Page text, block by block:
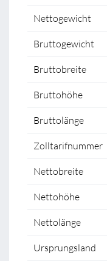
Nettogewicht
Bruttogewicht
Bruttobreite
Bruttohöhe
Bruttolänge
Zolltarifnummer
Nettobreite
Nettohöhe
Nettolänge
Ursprungsland